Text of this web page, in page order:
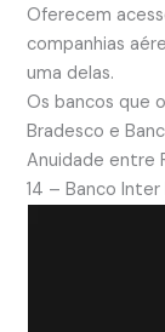
Oferecem
companhias
uma delas.
Os bancos que
Bradesco e
Anuidade entre
14 – Banco